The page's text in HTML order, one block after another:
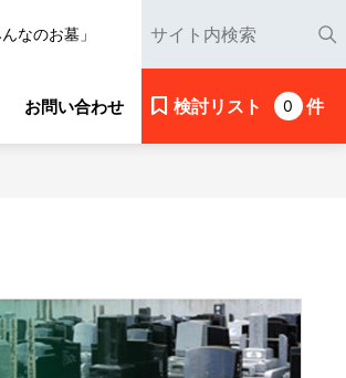
なのお墓」
お問い合わせ 検討リスト 0 件